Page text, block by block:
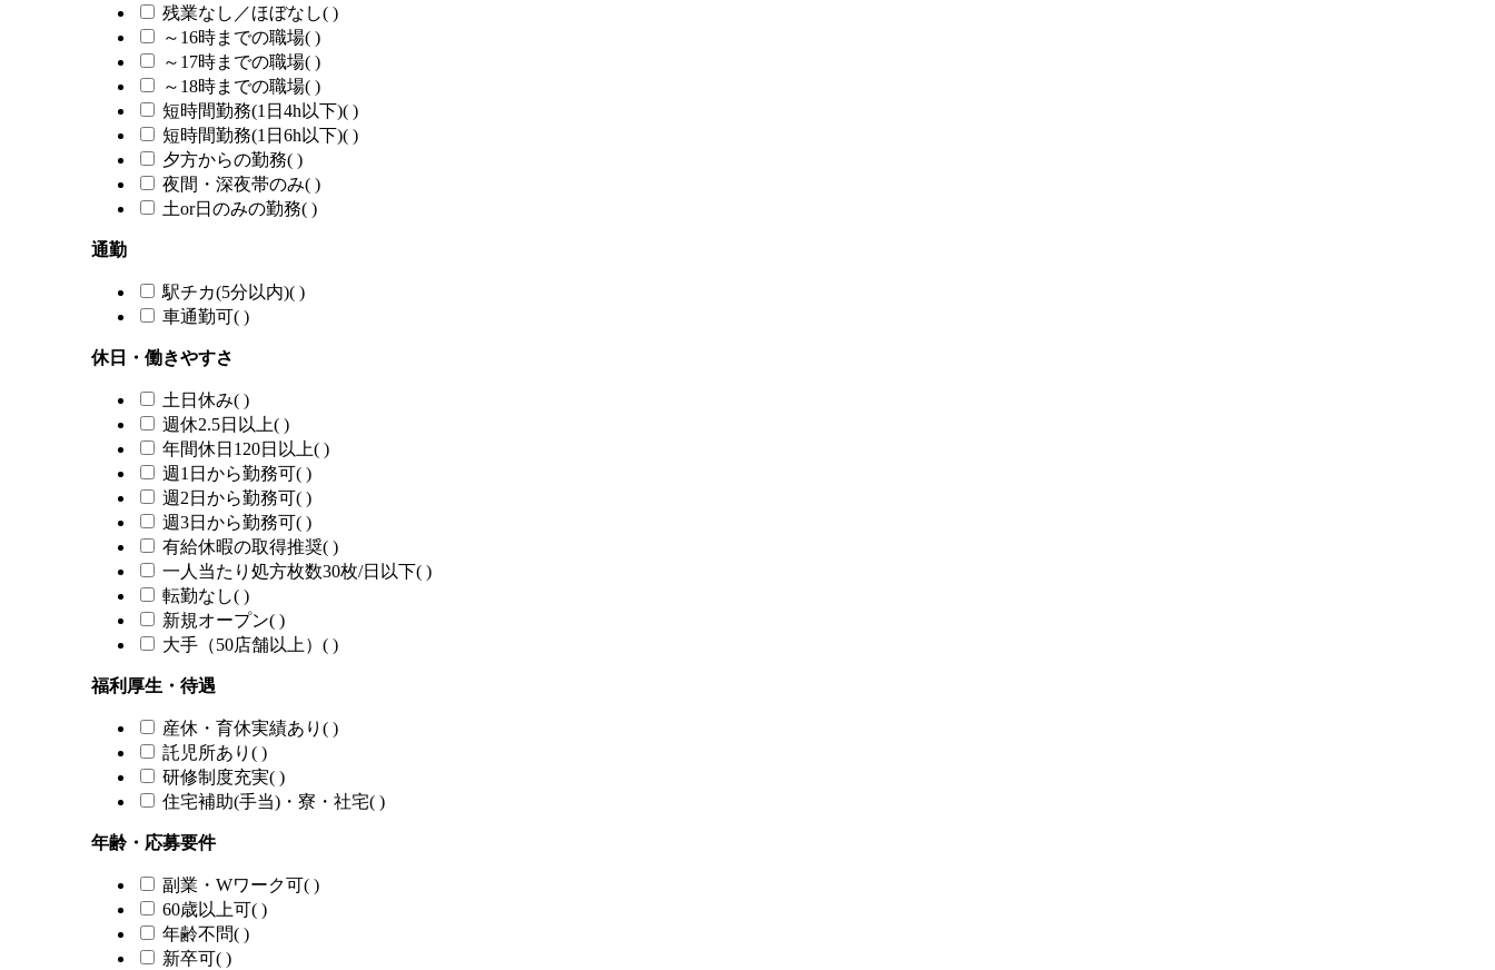
残業なし／ほぼなし( )
～16時までの職場( )
～17時までの職場( )
～18時までの職場( )
短時間勤務(1日4h以下)( )
短時間勤務(1日6h以下)( )
夕方からの勤務( )
夜間・深夜帯のみ( )
土or日のみの勤務( )
通勤
駅チカ(5分以内)( )
車通勤可( )
休日・働きやすさ
土日休み( )
週休2.5日以上( )
年間休日120日以上( )
週1日から勤務可( )
週2日から勤務可( )
週3日から勤務可( )
有給休暇の取得推奨( )
一人当たり処方枚数30枚/日以下( )
転勤なし( )
新規オープン( )
大手（50店舗以上） ( )
福利厚生・待遇
産休・育休実績あり ( )
託児所あり ( )
研修制度充実( )
住宅補助(手当)・寮・社宅( )
年齢・応募要件
副業・Wワーク可( )
60歳以上可( )
年齢不問( )
新卒可( )